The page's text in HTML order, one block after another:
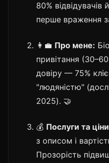
80%
перше враження
👩‍💼 Про мене:
привітання
довіру — 75%
"людяністю"
2025). 🤝
💰 Послуги та
з описом і
Прозорість